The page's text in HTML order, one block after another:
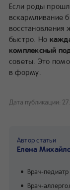
Если роды
вскармливание
восстановления
быстро. Но
комплексный
советы. Это
в форму.
Дата публикации:
Автор статьи
Елена
Врач-педиатр
Врач-